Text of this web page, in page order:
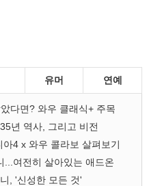
유머 연예
다면? 와우 클래식+ 주목
년 역사, 그리고 비전
4 x 와우 콜라보 살펴보기
...여전히 살아있는 애드온
, '신성한 모든 것'